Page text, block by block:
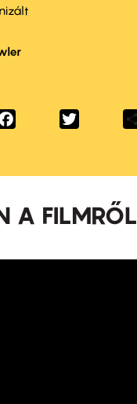
Facebook
A FILMRŐL